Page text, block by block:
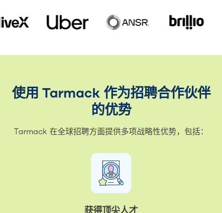
使用 Tarmack 作为招聘合作伙伴
的优势
Tarmack 在全球招聘方面提供多项战略性优势，包括：